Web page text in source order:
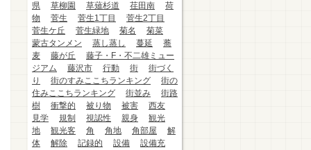
県
草柳園 草薙杉道 荏田南
荷
物
菅生 菅生1丁目
菅生2丁目
菅生ケ丘
菅生緑地 菊名
菊菜
蒙古タンメン
蒸し蒸し 蔓延
蕎
麦
藤が丘
藤子・F・不二雄ミュー
ジアム
藤沢市 行動 街
街づく
り
街のすみここちランキング
街の
住みここちランキング
街並み
街路
樹
衝撃的 被り物 被害
西友
見学
規制 視認性 親身
観光
地
観光客 角 角地 角部屋
解
体
解除 記録的 設備
設備充